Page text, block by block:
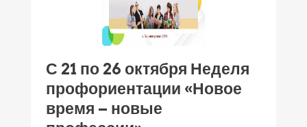
С 21 по 26 октября Неделя
профориентации «Новое
время – новые